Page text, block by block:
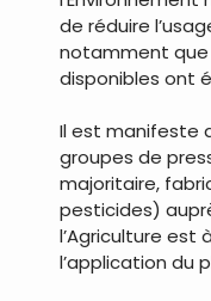
de réduire
notamment que
disponibles ont
Il est manifeste
groupes de
majoritaire,
pesticides)
l’Agriculture est
l’application du